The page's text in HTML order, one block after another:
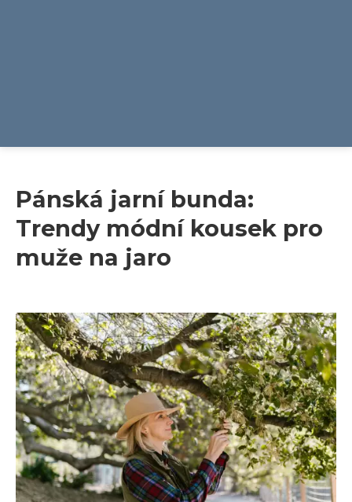
Pánská jarní bunda:
Trendy módní kousek pro
muže na jaro